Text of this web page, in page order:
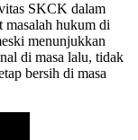
SKCK dalam
masalah hukum di
menunjukkan
di masa lalu, tidak
bersih di masa